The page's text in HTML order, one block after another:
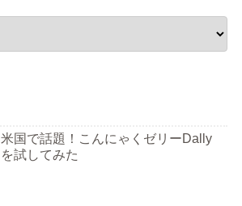
米国で話題！こんにゃくゼリーDally
を試してみた